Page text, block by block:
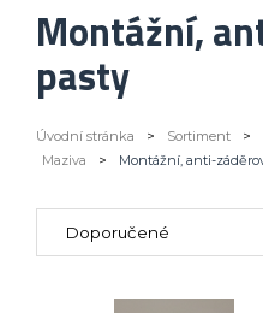
Montážní,
pasty
Úvodní stránka > Sortiment >
Maziva
> Montážní, anti-